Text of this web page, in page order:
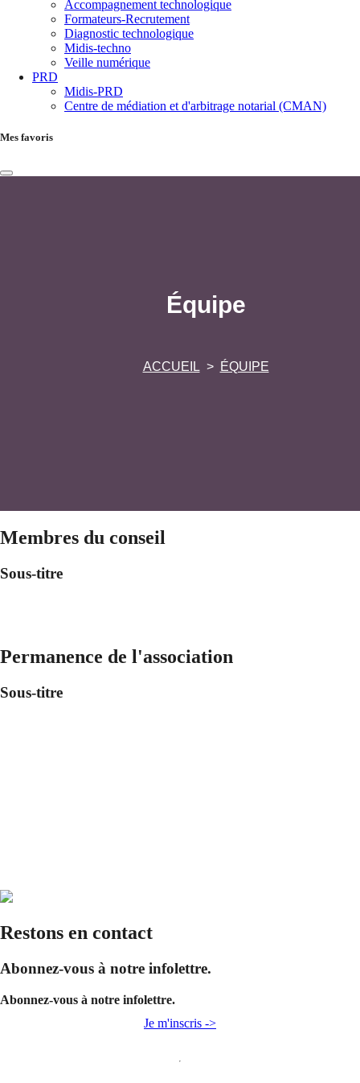
Accompagnement technologique
Formateurs-Recrutement
Diagnostic technologique
Midis-techno
Veille numérique
PRD
Midis-PRD
Centre de médiation et d'arbitrage notarial (CMAN)
Mes favoris
Équipe
ACCUEIL ÉQUIPE
Membres du conseil
Sous-titre
Permanence de l'association
Sous-titre
Restons en contact
Abonnez-vous à notre infolettre.
Abonnez-vous à notre infolettre.
Je m'inscris ->